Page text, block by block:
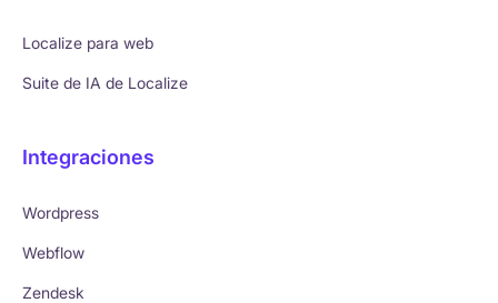
Localize para web
Suite de IA de Localize
Integraciones
Wordpress
Webflow
Zendesk